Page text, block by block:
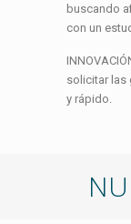
buscando
con un
solicitar las
y rápido.